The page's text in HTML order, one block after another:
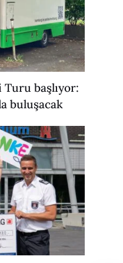
Turu başlıyor:
buluşacak